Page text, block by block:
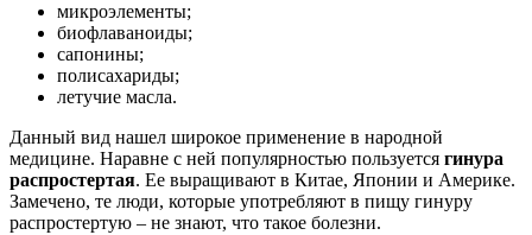
микроэлементы;
биофлаваноиды;
сапонины;
полисахариды;
летучие масла.
Данный вид нашел широкое применение в народной
медицине. Наравне с ней популярностью пользуется гинура
распростертая. Ее выращивают в Китае, Японии и Америке.
Замечено, те люди, которые употребляют в пищу гинуру
распростертую – не знают, что такое болезни.